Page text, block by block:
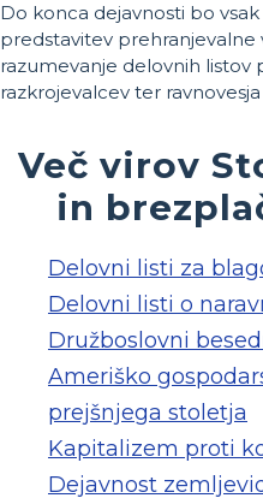
Do konca dejavnosti bo
predstavitev prehranjevalne
razumevanje delovnih listov
razkrojevalcev ter
Več virov
in
Delovni listi za
Delovni listi o
Družboslovni
Ameriško
prejšnjega stoletja
Kapitalizem proti
Dejavnost